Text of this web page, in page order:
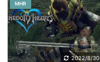
MHR
2022/8/30